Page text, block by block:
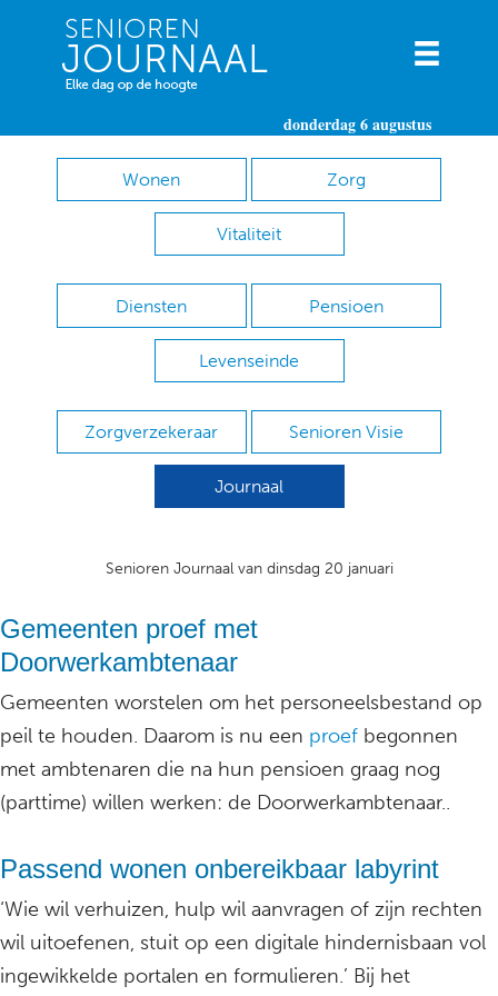
donderdag 6 augustus
Wonen Zorg
Vitaliteit
Diensten Pensioen
Levenseinde
Zorgverzekeraar Senioren Visie
Journaal
Senioren Journaal van dinsdag 20 januari
Gemeenten proef met
Doorwerkambtenaar
Gemeenten worstelen om het personeelsbestand op
peil te houden. Daarom is nu een proef begonnen
met ambtenaren die na hun pensioen graag nog
(parttime) willen werken: de Doorwerkambtenaar..
Passend wonen onbereikbaar labyrint
‘Wie wil verhuizen, hulp wil aanvragen of zijn rechten
wil uitoefenen, stuit op een digitale hindernisbaan vol
ingewikkelde portalen en formulieren.’ Bij het